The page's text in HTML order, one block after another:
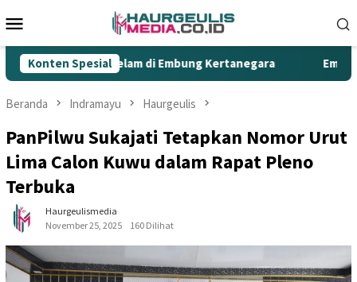
ke
Mobile
Konten Spesial
Bocah Tenggelam di Embung Kertanegara Embung
Beranda Indramayu Haurgeulis
PanPilwu Sukajati Tetapkan Nomor Urut
Lima Calon Kuwu dalam Rapat Pleno
Terbuka
Haurgeulismedia
November 25, 2025
160 Dilihat